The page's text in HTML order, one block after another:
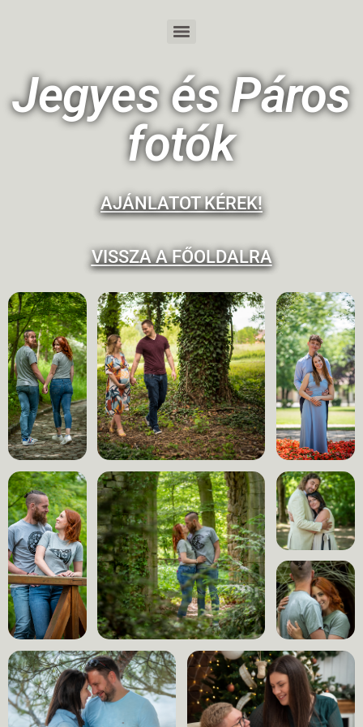
Jegyes és Páros
fotók
AJÁNLATOT KÉREK!
VISSZA A FŐOLDALRA